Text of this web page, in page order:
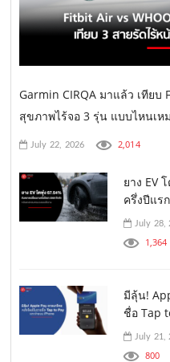
Garmin CIRQA มาแล้ว เทียบ
สุขภาพไร้จอ 3 รุ่น แบบไหนเห
July 22, 2026 2,014
ยาง EV
ครึ่งปีแร
July 28,
1,364
มีลุ้น!
ชื่อ Tap
July 21,
800